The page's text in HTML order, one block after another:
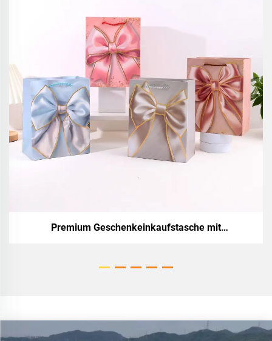
Premium Geschenkeinkaufstasche mit